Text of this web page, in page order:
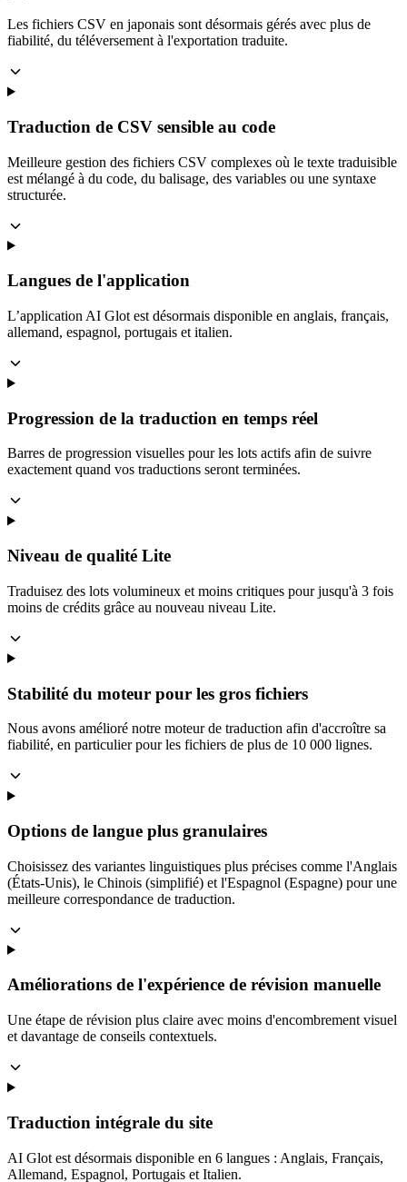
Les fichiers CSV en japonais sont désormais gérés avec plus de
fiabilité, du téléversement à l'exportation traduite.
Traduction de CSV sensible au code
Meilleure gestion des fichiers CSV complexes où le texte traduisible
est mélangé à du code, du balisage, des variables ou une syntaxe
structurée.
Langues de l'application
L’application AI Glot est désormais disponible en anglais, français,
allemand, espagnol, portugais et italien.
Progression de la traduction en temps réel
Barres de progression visuelles pour les lots actifs afin de suivre
exactement quand vos traductions seront terminées.
Niveau de qualité Lite
Traduisez des lots volumineux et moins critiques pour jusqu'à 3 fois
moins de crédits grâce au nouveau niveau Lite.
Stabilité du moteur pour les gros fichiers
Nous avons amélioré notre moteur de traduction afin d'accroître sa
fiabilité, en particulier pour les fichiers de plus de 10 000 lignes.
Options de langue plus granulaires
Choisissez des variantes linguistiques plus précises comme l'Anglais
(États-Unis), le Chinois (simplifié) et l'Espagnol (Espagne) pour une
meilleure correspondance de traduction.
Améliorations de l'expérience de révision manuelle
Une étape de révision plus claire avec moins d'encombrement visuel
et davantage de conseils contextuels.
Traduction intégrale du site
AI Glot est désormais disponible en 6 langues : Anglais, Français,
Allemand, Espagnol, Portugais et Italien.